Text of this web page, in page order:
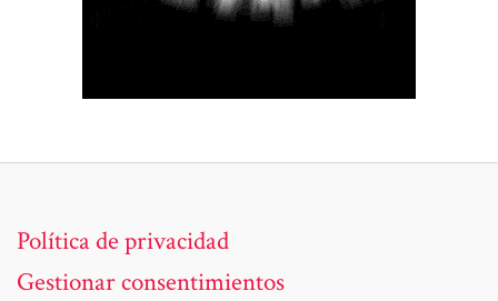
Política de privacidad
Gestionar consentimientos